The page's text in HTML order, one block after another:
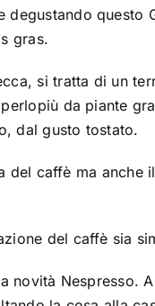
degustando questo
gras.
si tratta di un
da piante
dal gusto tostato.
del caffè ma
del caffè sia
novità Nespresso.